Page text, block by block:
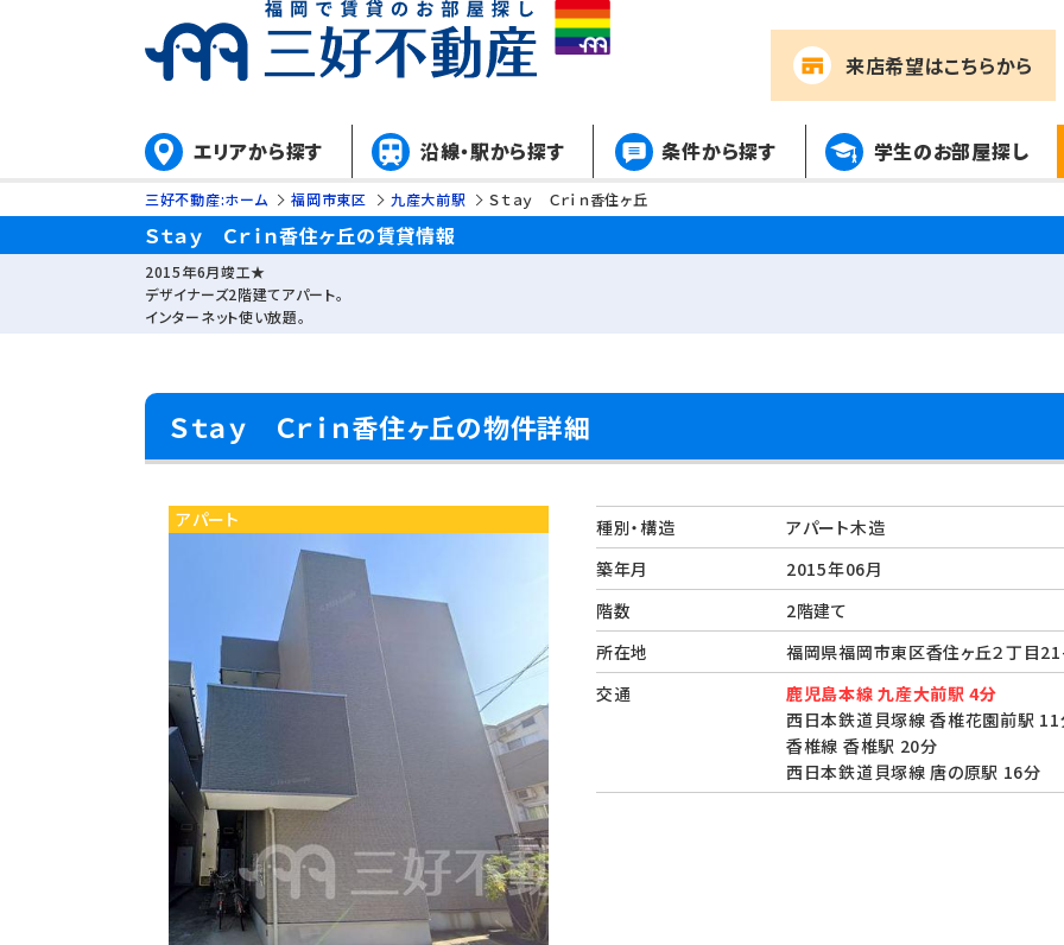
来店希望はこちらから
エリアから探す 沿線・駅から探す 条件から探す 学生のお部屋探し
三好不動産:ホーム 福岡市東区 九産大前駅 Ｓｔａｙ Ｃｒｉｎ香住ヶ丘
Ｓｔａｙ Ｃｒｉｎ香住ヶ丘の賃貸情報
2015年6月竣工★
デザイナーズ2階建てアパート。
インターネット使い放題。
Ｓｔａｙ Ｃｒｉｎ香住ヶ丘の物件詳細
アパート 種別・構造
アパート木造
築年月
2015年06月
階数
2階建て
所在地
福岡県福岡市東区香住ヶ丘２丁
交通
鹿児島本線 九産大前駅 4分
西日本鉄道貝塚線 香椎花園前駅
香椎線 香椎駅 20分
西日本鉄道貝塚線 唐の原駅 16分